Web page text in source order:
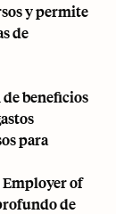
y permite
de
beneficios
para
Employer of
de